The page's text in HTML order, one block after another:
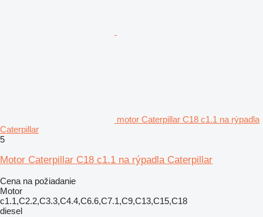
motor Caterpillar C18 c1.1 na rýpadla
Caterpillar
5
Motor Caterpillar C18 c1.1 na rýpadla Caterpillar
Cena na požiadanie
Motor
c1.1,C2.2,C3.3,C4.4,C6.6,C7.1,C9,C13,C15,C18
diesel